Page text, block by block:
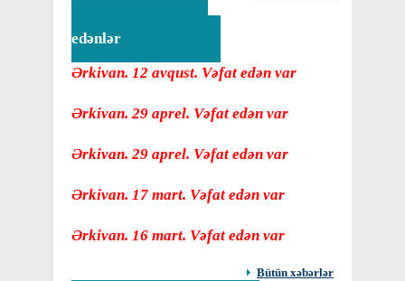
edənlər
Ərkivan. 12 avqust. Vəfat edən var
Ərkivan. 29 aprel. Vəfat edən var
Ərkivan. 29 aprel. Vəfat edən var
Ərkivan. 17 mart. Vəfat edən var
Ərkivan. 16 mart. Vəfat edən var
Bütün xəbərlər